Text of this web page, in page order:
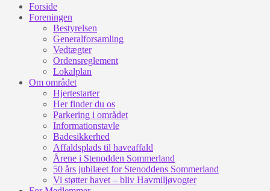
Forside
Foreningen
Bestyrelsen
Generalforsamling
Vedtægter
Ordensreglement
Lokalplan
Om området
Hjertestarter
Her finder du os
Parkering i området
Informationstavle
Badesikkerhed
Affaldsplads til haveaffald
Årene i Stenodden Sommerland
50 års jubilæet for Stenoddens Sommerland
Vi støtter havet – bliv Havmiljøvogter